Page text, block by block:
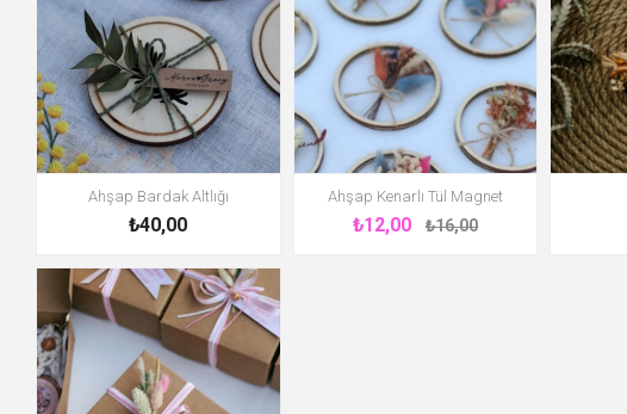
Ahşap Bardak Altlığı
₺40,00
Ahşap Kenarlı Tül Magnet
₺12,00 ₺16,00